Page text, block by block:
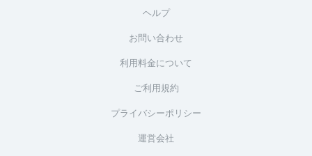
ヘルプ
お問い合わせ
利用料金について
ご利用規約
プライバシーポリシー
運営会社